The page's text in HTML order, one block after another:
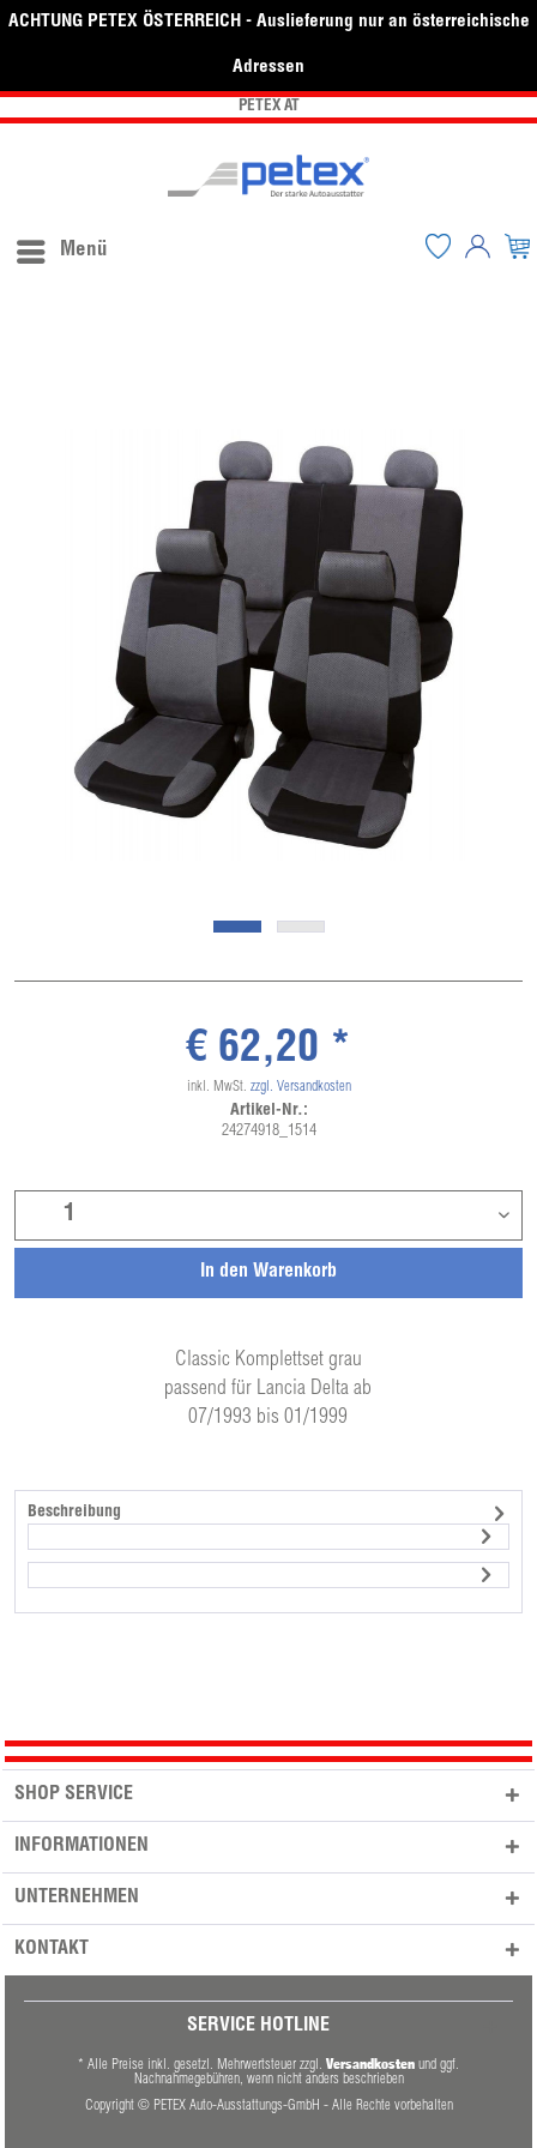
ACHTUNG PETEX ÖSTERREICH - Auslieferung nur an österreichische
Adressen
PETEX AT
Menü
Classic Komplettset grau
passend für Lancia Delta ab
07/1993 bis 01/1999
In den Warenkorb
€ 62,20 *
inkl. MwSt. zzgl. Versandkosten
Artikel-Nr.:
24274918_1514
Beschreibung
SHOP SERVICE
INFORMATIONEN
UNTERNEHMEN
KONTAKT
SERVICE HOTLINE
* Alle Preise inkl. gesetzl. Mehrwertsteuer zzgl. Versandkosten und ggf.
Nachnahmegebühren, wenn nicht anders beschrieben
Copyright © PETEX Auto-Ausstattungs-GmbH - Alle Rechte vorbehalten